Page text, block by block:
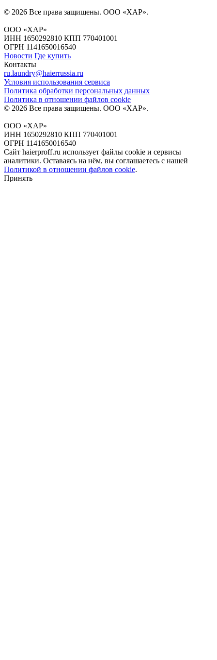
© 2026 Все права защищены. ООО «ХАР».
ООО «ХАР»
ИНН 1650292810 КПП 770401001
ОГРН 1141650016540
Новости Где купить
Контакты
ru.laundry@haierrussia.ru
Условия использования сервиса
Политика обработки персональных данных
Политика в отношении файлов сookie
© 2026 Все права защищены. ООО «ХАР».
ООО «ХАР»
ИНН 1650292810 КПП 770401001
ОГРН 1141650016540
Сайт haierproff.ru использует файлы сookie и сервисы
аналитики. Оставаясь на нём, вы соглашаетесь с нашей
Политикой в отношении файлов сookie.
Принять